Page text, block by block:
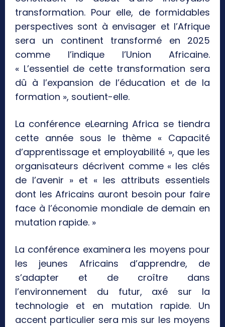
transformation. Pour elle, de formidables
perspectives sont à envisager et l’Afrique
sera un continent transformé en 2025
comme l’indique l’Union Africaine.
« L’essentiel de cette transformation sera
dû à l’expansion de l’éducation et de la
formation », soutient-elle.
La conférence eLearning Africa se tiendra
cette année sous le thème « Capacité
d’apprentissage et employabilité », que les
organisateurs décrivent comme « les clés
de l’avenir » et « les attributs essentiels
dont les Africains auront besoin pour faire
face à l’économie mondiale de demain en
mutation rapide. »
La conférence examinera les moyens pour
les jeunes Africains d’apprendre, de
s’adapter et de croître dans
l’environnement du futur, axé sur la
technologie et en mutation rapide. Un
accent particulier sera mis sur les moyens